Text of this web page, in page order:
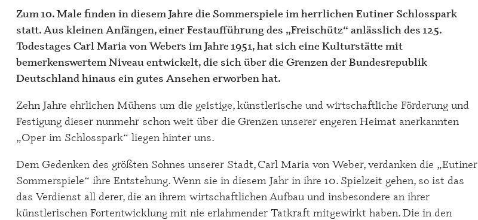
Zum 10. Male finden in diesem Jahre die Sommerspiele im herrlichen Eutiner Schlosspark
statt. Aus kleinen Anfängen, einer Festaufführung des „Freischütz“ anlässlich des 125.
Todestages Carl Maria von Webers im Jahre 1951, hat sich eine Kulturstätte mit
bemerkenswertem Niveau entwickelt, die sich über die Grenzen der Bundesrepublik
Deutschland hinaus ein gutes Ansehen erworben hat.
Zehn Jahre ehrlichen Mühens um die geistige, künstlerische und wirtschaftliche Förderung und
Festigung dieser nunmehr schon weit über die Grenzen unserer engeren Heimat anerkannten
„Oper im Schlosspark“ liegen hinter uns.
Dem Gedenken des größten Sohnes unserer Stadt, Carl Maria von Weber, verdanken die „Eutiner
Sommerspiele“ ihre Entstehung. Wenn sie in diesem Jahr in ihre 10. Spielzeit gehen, so ist das
das Verdienst all derer, die an ihrem wirtschaftlichen Aufbau und insbesondere an ihrer
künstlerischen Fortentwicklung mit nie erlahmender Tatkraft mitgewirkt haben. Die in den